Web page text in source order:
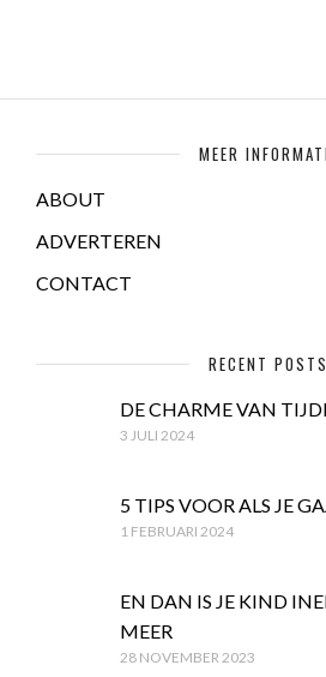
MEER
ABOUT
ADVERTEREN
CONTACT
RECENT POSTS
DE CHARME VAN
3 JULI 2024
5 TIPS VOOR ALS JE
1 FEBRUARI 2024
EN DAN IS JE KIND
MEER
28 NOVEMBER 2023